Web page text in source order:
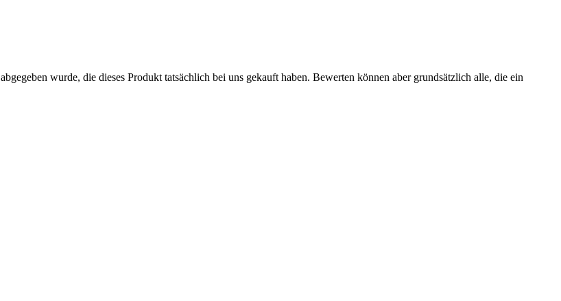
wurde, die dieses Produkt tatsächlich bei uns gekauft haben. Bewerten können aber grundsätzlich alle, die ein